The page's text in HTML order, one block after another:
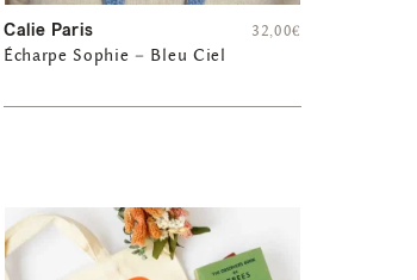
Calie Paris
Écharpe Sophie – Bleu Ciel
32,00€